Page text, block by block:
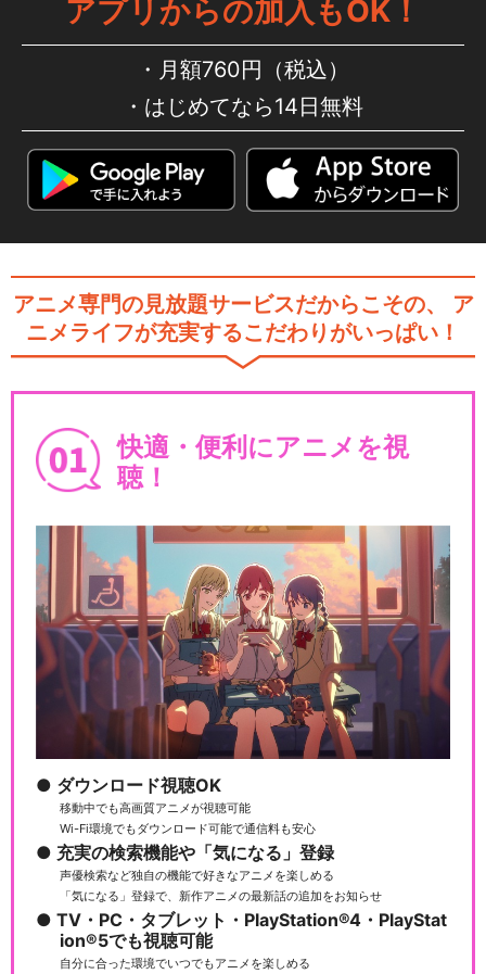
アプリからの加入もOK！
月額760円（税込）
はじめてなら14日無料
アニメ専門の見放題サービスだからこその、
ア
ニメライフが充実するこだわりがいっぱい！
快適・便利にアニメを視
聴！
ダウンロード視聴OK
移動中でも高画質アニメが視聴可能
Wi-Fi環境でもダウンロード可能で通信料も安心
充実の検索機能や「気になる」登録
声優検索など独自の機能で好きなアニメを楽しめる
「気になる」登録で、新作アニメの最新話の追加をお知らせ
TV・PC・タブレット・PlayStation®4・PlayStat
ion®5でも視聴可能
自分に合った環境でいつでもアニメを楽しめる